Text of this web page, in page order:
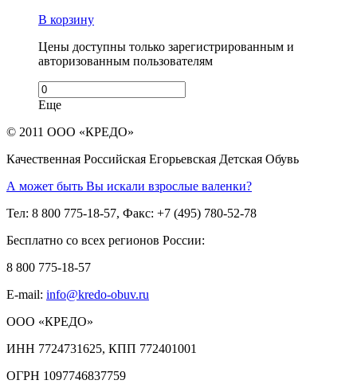
В корзину
Цены доступны только зарегистрированным и
авторизованным пользователям
Еще
© 2011 ООО «КРЕДО»
Качественная Российская Егорьевская Детская Обувь
А может быть Вы искали взрослые валенки?
Тел: 8 800 775-18-57, Факс: +7 (495) 780-52-78
Бесплатно со всех регионов России:
8 800 775-18-57
E-mail: info@kredo-obuv.ru
ООО «КРЕДО»
ИНН 7724731625, КПП 772401001
ОГРН 1097746837759